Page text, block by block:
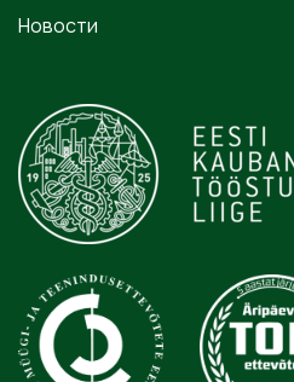
Новости